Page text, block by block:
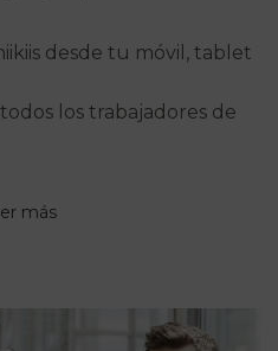
desde tu móvil, tablet
los trabajadores de
más